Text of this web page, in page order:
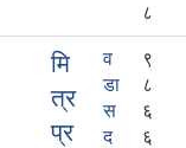
८
मि
त्र
प्र
व
डा
स
द
९
८
६
६